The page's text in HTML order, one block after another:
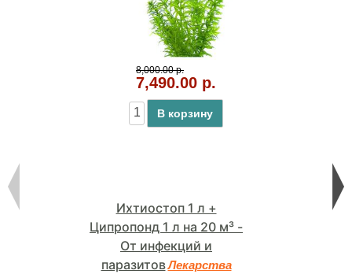
8,000.00 р.
7,490.00 р.
В корзину
Ихтиостоп 1 л +
Ципропонд 1 л на 20 м³ -
От инфекций и
паразитовЛекарства